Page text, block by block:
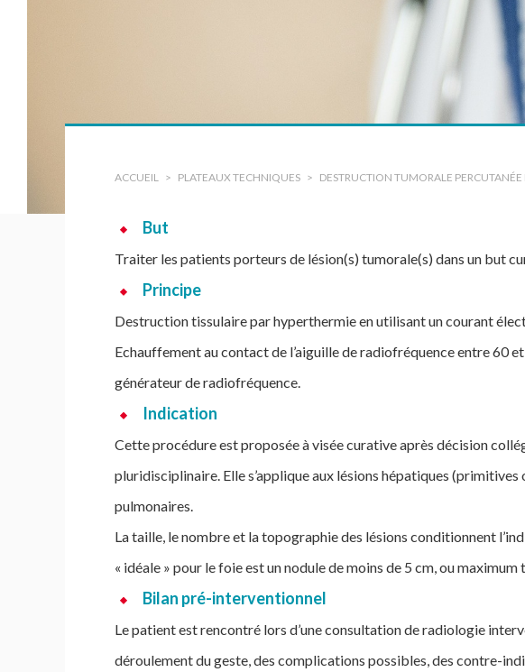
ACCUEIL PLATEAUX TECHNIQUES DESTRUCTION TUMORALE
But
Traiter les patients porteurs de lésion(s) tumorale(s) dans un but
Principe
Destruction tissulaire par hyperthermie en utilisant un courant
Echauffement au contact de l’aiguille de radiofréquence entre 60 et
générateur de radiofréquence.
Indication
Cette procédure est proposée à visée curative après décision
pluridisciplinaire. Elle s’applique aux lésions hépatiques (primitives
pulmonaires.
La taille, le nombre et la topographie des lésions conditionnent
« idéale » pour le foie est un nodule de moins de 5 cm, ou maximum
Bilan pré-interventionnel
Le patient est rencontré lors d’une consultation de radiologie
déroulement du geste, des complications possibles, des contre-